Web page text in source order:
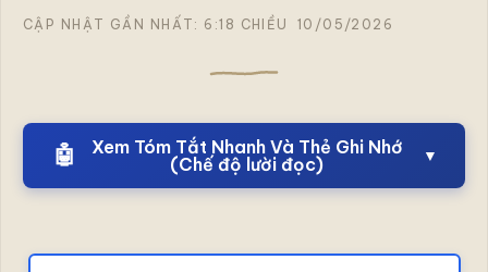
khai
phá
hạnh
phúc
Hoài
CẬP NHẬT GẦN NHẤT: 6:18 CHIỀU 10/05/2026
🤖
Xem Tóm Tắt Nhanh Và Thẻ Ghi Nhớ
(Chế độ lười đọc)
▼